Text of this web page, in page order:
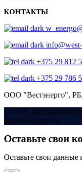
КОНТАКТЫ
+375 29 812
+375 29 786
ООО "Вестэнерго",
© 2025.
правообладателя
Оставьте свои
Оставьте свои данные